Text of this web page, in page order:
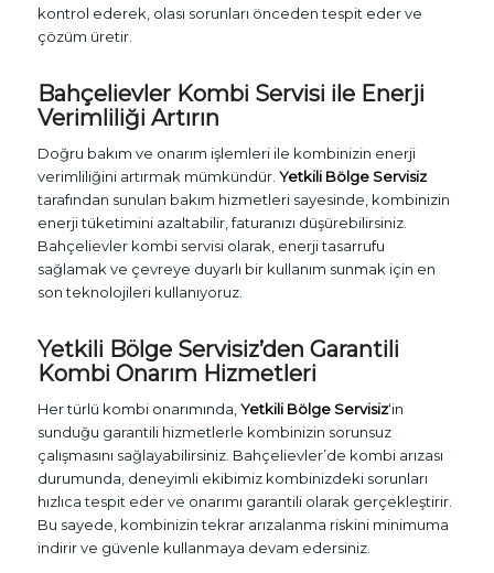
kontrol ederek, olası sorunları önceden tespit eder ve
çözüm üretir.
Bahçelievler Kombi Servisi ile Enerji
Verimliliği Artırın
Doğru bakım ve onarım işlemleri ile kombinizin enerji
verimliliğini artırmak mümkündür. Yetkili Bölge Servisiz
tarafından sunulan bakım hizmetleri sayesinde, kombinizin
enerji tüketimini azaltabilir, faturanızı düşürebilirsiniz.
Bahçelievler kombi servisi olarak, enerji tasarrufu
sağlamak ve çevreye duyarlı bir kullanım sunmak için en
son teknolojileri kullanıyoruz.
Yetkili Bölge Servisiz’den Garantili
Kombi Onarım Hizmetleri
Her türlü kombi onarımında, Yetkili Bölge Servisiz‘in
sunduğu garantili hizmetlerle kombinizin sorunsuz
çalışmasını sağlayabilirsiniz. Bahçelievler’de kombi arızası
durumunda, deneyimli ekibimiz kombinizdeki sorunları
hızlıca tespit eder ve onarımı garantili olarak gerçekleştirir.
Bu sayede, kombinizin tekrar arızalanma riskini minimuma
indirir ve güvenle kullanmaya devam edersiniz.